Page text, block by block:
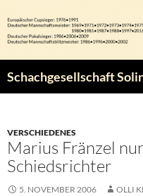
Inhalt
springen
Schachgesellschaft
VERSCHIEDENES
Marius Fränzel
Schiedsrichter
5. NOVEMBER 2006 OLLI